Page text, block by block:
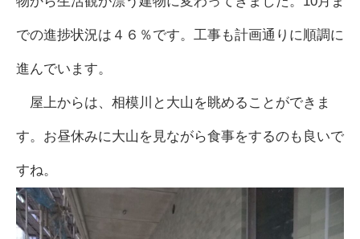
での進捗状況は４６％です。工事も計画通りに順調に
進んでいます。
屋上からは、相模川と大山を眺めることができま
す。お昼休みに大山を見ながら食事をするのも良いで
すね。